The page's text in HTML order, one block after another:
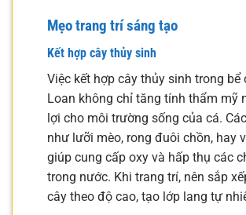
Mẹo trang trí sáng tạo
Kết hợp cây thủy sinh
Việc kết hợp cây thủy sinh trong bể
Loan không chỉ tăng tính thẩm mỹ
lợi cho môi trường sống của cá.
như lưỡi mèo, rong đuôi chồn, hay
giúp cung cấp oxy và hấp thụ các
trong nước. Khi trang trí, nên sắp
cây theo độ cao, tạo lớp lang tự